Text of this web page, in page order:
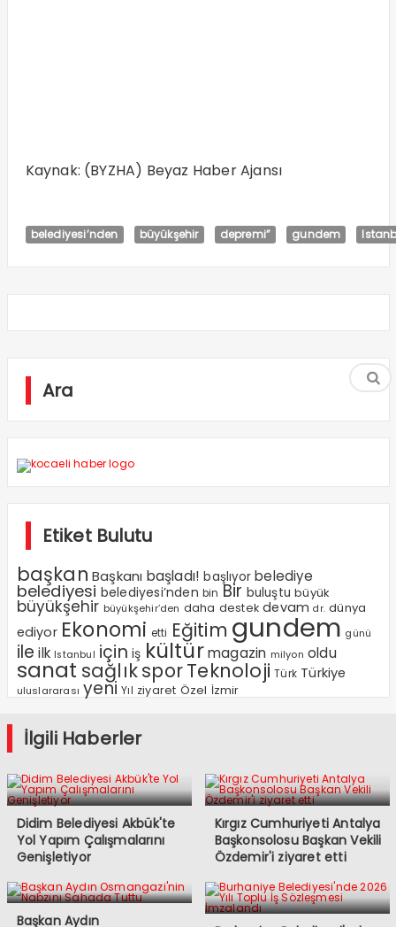
Kaynak: (BYZHA) Beyaz Haber Ajansı
belediyesi’nden büyükşehir depremi” gundem
Ara
Etiket Bulutu
başkan Başkanı başladı! başlıyor belediye
belediyesi belediyesi’nden bin Bir buluştu büyük
büyükşehir büyükşehir’den daha destek devam dr. dünya
ediyor Ekonomi etti Eğitim gundem günü
ile ilk Istanbul için iş kültür magazin milyon oldu
sanat sağlıksporTeknoloji Türk Türkiye
uluslararası yeni Yıl ziyaret Özel İzmir
İlgili Haberler
Didim Belediyesi Akbük'te
Yol Yapım Çalışmalarını
Genişletiyor
Kırgız Cumhuriyeti Antalya
Başkonsolosu Başkan Vekili
Özdemir'i ziyaret etti
Başkan Aydın